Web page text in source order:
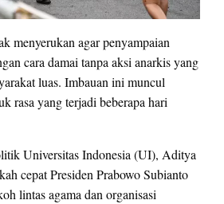
menyerukan agar penyampaian
cara damai tanpa aksi anarkis yang
luas. Imbauan ini muncul
rasa yang terjadi beberapa hari
Universitas Indonesia (UI), Aditya
cepat Presiden Prabowo Subianto
lintas agama dan organisasi